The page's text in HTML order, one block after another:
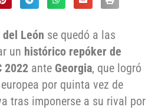
del León se quedó a las
un histórico repóker de
2022 ante Georgia, que logró
por quinta vez de
tras imponerse a su rival por